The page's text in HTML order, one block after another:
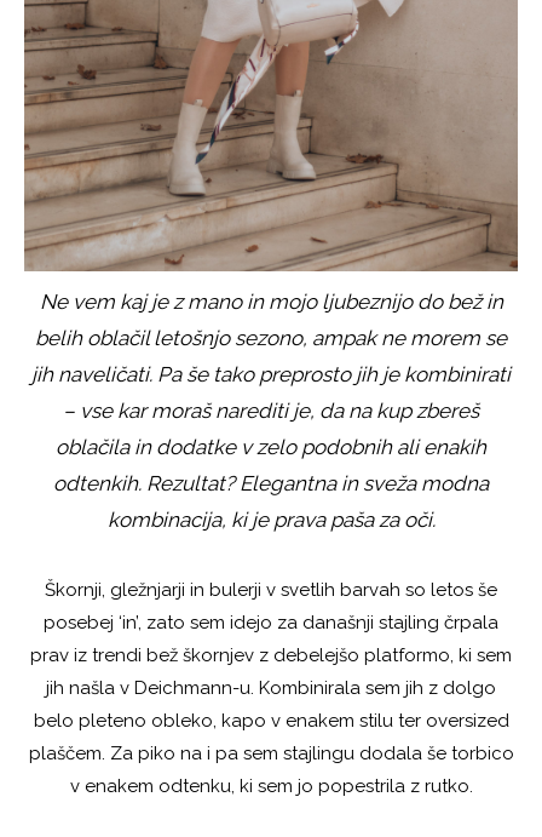
Ne vem kaj je z mano in mojo ljubeznijo do bež in
belih oblačil letošnjo sezono, ampak ne morem se
jih naveličati. Pa še tako preprosto jih je kombinirati
– vse kar moraš narediti je, da na kup zbereš
oblačila in dodatke v zelo podobnih ali enakih
odtenkih. Rezultat? Elegantna in sveža modna
kombinacija, ki je prava paša za oči.
Škornji, gležnjarji in bulerji v svetlih barvah so letos še
posebej ‘in’, zato sem idejo za današnji stajling črpala
prav iz trendi bež škornjev z debelejšo platformo, ki sem
jih našla v Deichmann-u. Kombinirala sem jih z dolgo
belo pleteno obleko, kapo v enakem stilu ter oversized
plaščem. Za piko na i pa sem stajlingu dodala še torbico
v enakem odtenku, ki sem jo popestrila z rutko.